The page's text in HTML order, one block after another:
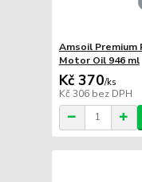
Amsoil
Motor Oil 946 ml
Kč 370/ks
Kč 306 bez DPH